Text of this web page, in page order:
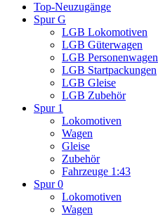
Top-Neuzugänge
Spur G
LGB Lokomotiven
LGB Güterwagen
LGB Personenwagen
LGB Startpackungen
LGB Gleise
LGB Zubehör
Spur 1
Lokomotiven
Wagen
Gleise
Zubehör
Fahrzeuge 1:43
Spur 0
Lokomotiven
Wagen